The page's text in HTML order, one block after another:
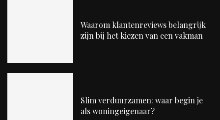
Waarom klantenreviews belangrijk
zijn bij het kiezen van een vakman
Slim verduurzamen: waar begin je
als woningeigenaar?